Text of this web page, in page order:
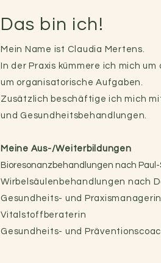
Das bin ich!
Mein Name ist Claudia Mertens.
In der Praxis kümmere ich mich
um organisatorische Aufgaben.
Zusätzlich beschäftige ich mich
und Gesundheitsbehandlungen.
Meine Aus-/Weiterbildungen
Bioresonanzbehandlungen nach
Wirbelsäulenbehandlungen nach
Gesundheits- und Praxismanagerin
Vitalstoffberaterin
Gesundheits- und